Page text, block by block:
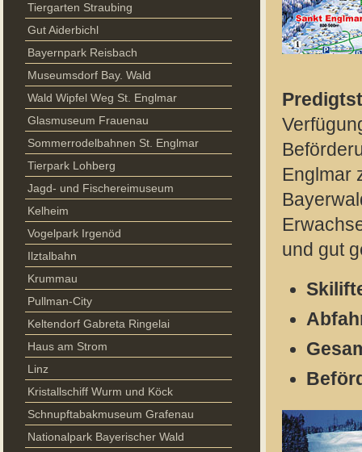
Tiergarten Straubing
Gut Aiderbichl
Bayernpark Reisbach
Museumsdorf Bay. Wald
Wald Wipfel Weg St. Englmar
Glasmuseum Frauenau
Sommerrodelbahnen St. Englmar
Tierpark Lohberg
Jagd- und Fischereimuseum
Kelheim
Vogelpark Irgenöd
Ilztalbahn
Krummau
Pullman-City
Keltendorf Gabreta Ringelai
Haus am Strom
Linz
Kristallschiff Wurm und Köck
Schnupftabakmuseum Grafenau
Nationalpark Bayerischer Wald
Englmar
und gut